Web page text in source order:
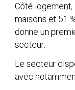
Côté
maisons et 51
donne un
secteur.
Le secteur
avec